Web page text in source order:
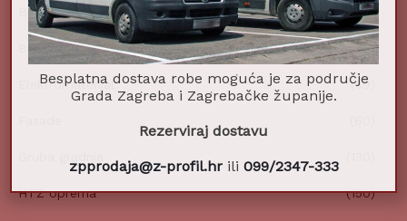
Boje i lakovi (83)
Bordure (7)
Elektromaterijal (39)
HTZ oprema (150)
Besplatna dostava robe moguća je za područje
Grada Zagreba i Zagrebačke županije.
Rezerviraj dostavu
zpprodaja@z-profil.hrili 099/2347-333